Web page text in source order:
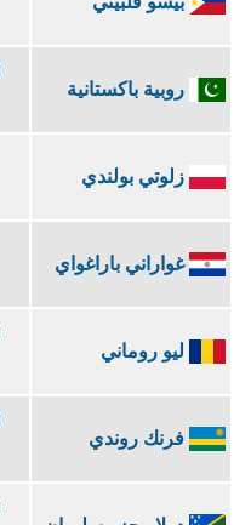
روبية باكستانية
زلوتي بولندي
غواراني باراغواي
ليو روماني
فرنك روندي